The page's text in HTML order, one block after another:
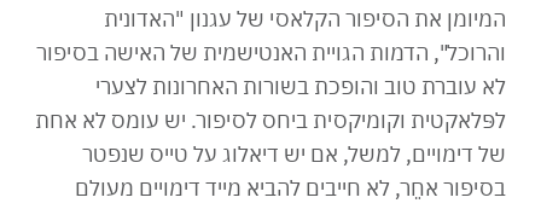
המיומן את הסיפור הקלאסי של עגנון "האדונית
והרוכל", הדמות הגויית האנטישמית של האישה בסיפור
לא עוברת טוב והופכת בשורות האחרונות לצערי
לפּלאקטית וקומיקסית ביחס לסיפור. יש עומס לא אחת
של דימויים, למשל, אם יש דיאלוג על טייס שנפטר
בסיפור אחֵר, לא חייבים להביא מייד דימויים מעולם